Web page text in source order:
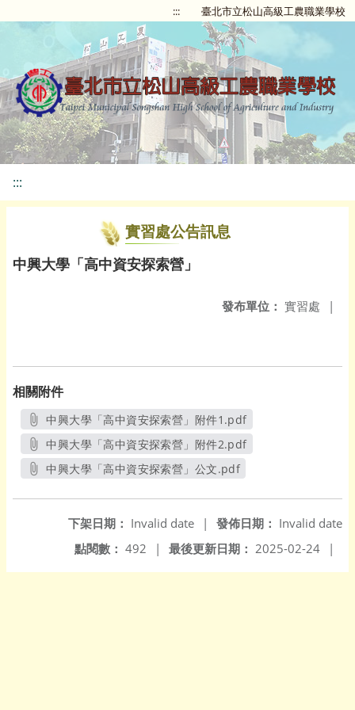
::: 臺北市立松山高級工農職業學校
:::
實習處公告訊息
中興大學「高中資安探索營」
發布單位： 實習處 |
相關附件
中興大學「高中資安探索營」附件1.pdf
另開新視窗
中興大學「高中資安探索營」附件2.pdf
另開新視窗
中興大學「高中資安探索營」公文.pdf
發佈日期： Invalid date
下架日期： Invalid date
|
最後更新日期： 2025-02-24 |
點閱數： 492 |